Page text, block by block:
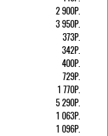
2 900Р.
3 950Р.
373Р.
342Р.
400Р.
729Р.
1 770Р.
5 290Р.
1 063Р.
1 096Р.